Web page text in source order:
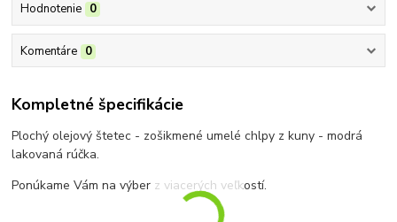
Hodnotenie 0
Komentáre 0
Kompletné špecifikácie
Plochý olejový štetec - zošikmené umelé chlpy z kuny - modrá
lakovaná rúčka.
Ponúkame Vám na výber z viacerých veľkostí.